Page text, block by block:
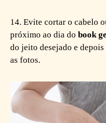
14. Evite cortar o cabelo
próximo ao dia do book
do jeito desejado e
as fotos.